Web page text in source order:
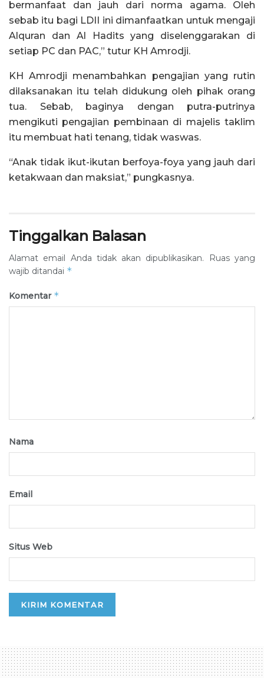
bermanfaat dan jauh dari norma agama. Oleh
sebab itu bagi LDII ini dimanfaatkan untuk mengaji
Alquran dan Al Hadits yang diselenggarakan di
setiap PC dan PAC,” tutur KH Amrodji.
KH Amrodji menambahkan pengajian yang rutin
dilaksanakan itu telah didukung oleh pihak orang
tua. Sebab, baginya dengan putra-putrinya
mengikuti pengajian pembinaan di majelis taklim
itu membuat hati tenang, tidak waswas.
“Anak tidak ikut-ikutan berfoya-foya yang jauh dari
ketakwaan dan maksiat,” pungkasnya.
Tinggalkan Balasan
Alamat email Anda tidak akan dipublikasikan.
Ruas yang
wajib ditandai *
Komentar *
Nama
Email
Situs Web